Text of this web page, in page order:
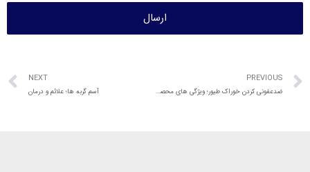
ارسال
PREVIOUS
ضدعفونی کردن خوراک طیور؛ ویژگی های محصول مناسب
NEXT
آسم گربه ها؛ علائم و درمان